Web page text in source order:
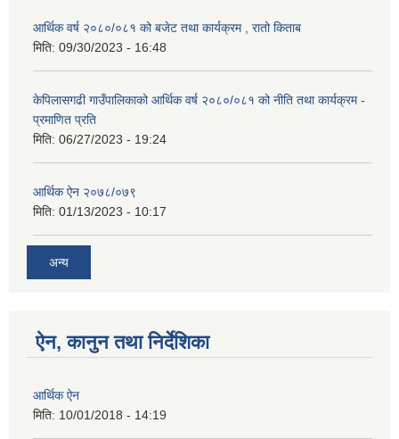
आर्थिक वर्ष २०८०/०८१ को बजेट तथा कार्यक्रम , रातो किताब
मिति: 09/30/2023 - 16:48
केपिलासगढी गाउँपालिकाको आर्थिक वर्ष २०८०/०८१ को नीति तथा कार्यक्रम -
प्रमाणित प्रति
मिति: 06/27/2023 - 19:24
आर्थिक ऐन २०७८/०७९
मिति: 01/13/2023 - 10:17
अन्य
ऐन, कानुन तथा निर्देशिका
आर्थिक ऐन
मिति: 10/01/2018 - 14:19